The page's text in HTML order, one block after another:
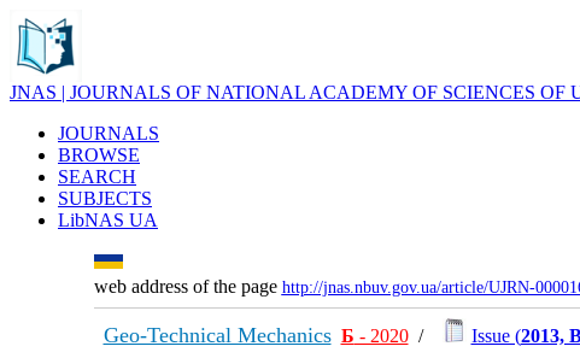
JNAS | JOURNALS OF NATIONAL ACADEMY OF SCIENCES OF
JOURNALS
BROWSE
SEARCH
SUBJECTS
LibNAS UA
web address of the page http://jnas.nbuv.gov.ua/article/UJRN-
Geo-Technical Mechanics Б - 2020/ Issue (2013,